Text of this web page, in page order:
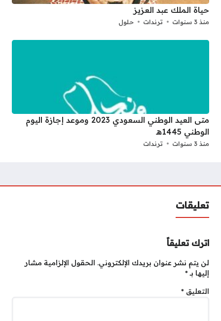
حياة الملك عبد العزيز
منذ 3 سنوات ترندات حلول
متى العيد الوطني السعودي 2023 وموعد إجازة اليوم
الوطني 1445هـ
منذ 3 سنوات ترندات
تعليقات
اترك تعليقاً
لن يتم نشر عنوان بريدك الإلكتروني. الحقول الإلزامية مشار
إليها بـ*
التعليق *